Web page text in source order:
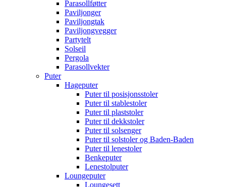
Parasollføtter
Paviljonger
Paviljongtak
Paviljongvegger
Partytelt
Solseil
Pergola
Parasollvekter
Puter
Hageputer
Puter til posisjonsstoler
Puter til stablestoler
Puter til plaststoler
Puter til dekkstoler
Puter til solsenger
Puter til solstoler og Baden-Baden
Puter til lenestoler
Benkeputer
Lenestolputer
Loungeputer
Loungesett